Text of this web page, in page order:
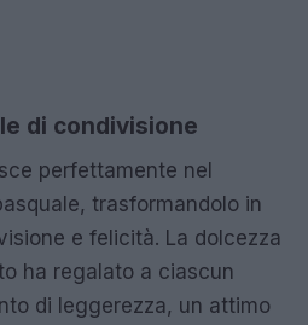
di condivisione
perfettamente nel
trasformandolo in
e felicità. La dolcezza
ha regalato a ciascun
di leggerezza, un attimo